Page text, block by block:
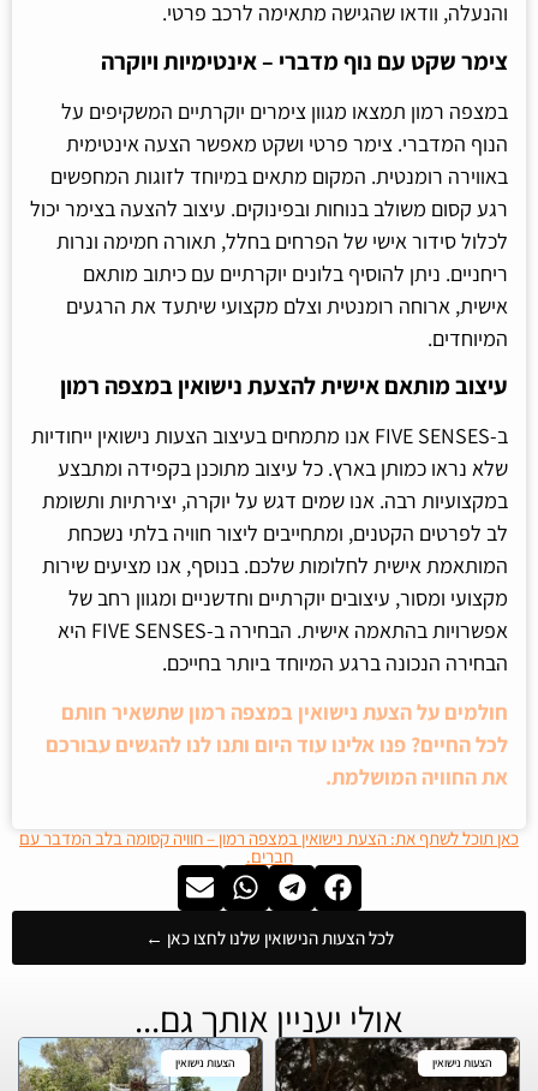
והנעלה, וודאו שהגישה מתאימה לרכב פרטי.
צימר שקט עם נוף מדברי – אינטימיות ויוקרה
במצפה רמון תמצאו מגוון צימרים יוקרתיים המשקיפים על
הנוף המדברי. צימר פרטי ושקט מאפשר הצעה אינטימית
באווירה רומנטית. המקום מתאים במיוחד לזוגות המחפשים
רגע קסום משולב בנוחות ובפינוקים. עיצוב להצעה בצימר יכול
לכלול סידור אישי של הפרחים בחלל, תאורה חמימה ונרות
ריחניים. ניתן להוסיף בלונים יוקרתיים עם כיתוב מותאם
אישית, ארוחה רומנטית וצלם מקצועי שיתעד את הרגעים
המיוחדים.
עיצוב מותאם אישית להצעת נישואין במצפה רמון
ב-FIVE SENSES אנו מתמחים בעיצוב הצעות נישואין ייחודיות
שלא נראו כמותן בארץ. כל עיצוב מתוכנן בקפידה ומתבצע
במקצועיות רבה. אנו שמים דגש על יוקרה, יצירתיות ותשומת
לב לפרטים הקטנים, ומתחייבים ליצור חוויה בלתי נשכחת
המותאמת אישית לחלומות שלכם. בנוסף, אנו מציעים שירות
מקצועי ומסור, עיצובים יוקרתיים וחדשניים ומגוון רחב של
אפשרויות בהתאמה אישית. הבחירה ב-FIVE SENSES היא
הבחירה הנכונה ברגע המיוחד ביותר בחייכם.
חולמים על הצעת נישואין במצפה רמון שתשאיר חותם
לכל החיים? פנו אלינו עוד היום ותנו לנו להגשים עבורכם
את החוויה המושלמת.
כאן תוכל לשתף את: הצעת נישואין במצפה רמון – חוויה קסומה בלב המדבר עם
חברים.
לכל הצעות הנישואין שלנו לחצו כאן ←
אולי יעניין אותך גם...
הצעות נישואין הצעות נישואין